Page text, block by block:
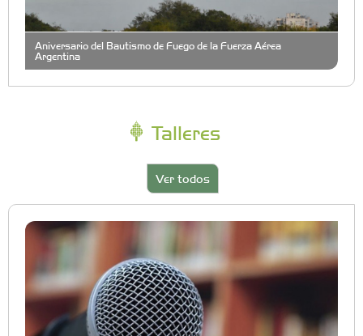
Aniversario del Bautismo de Fuego de la Fuerza Aérea
Argentina
Talleres
Ver todos